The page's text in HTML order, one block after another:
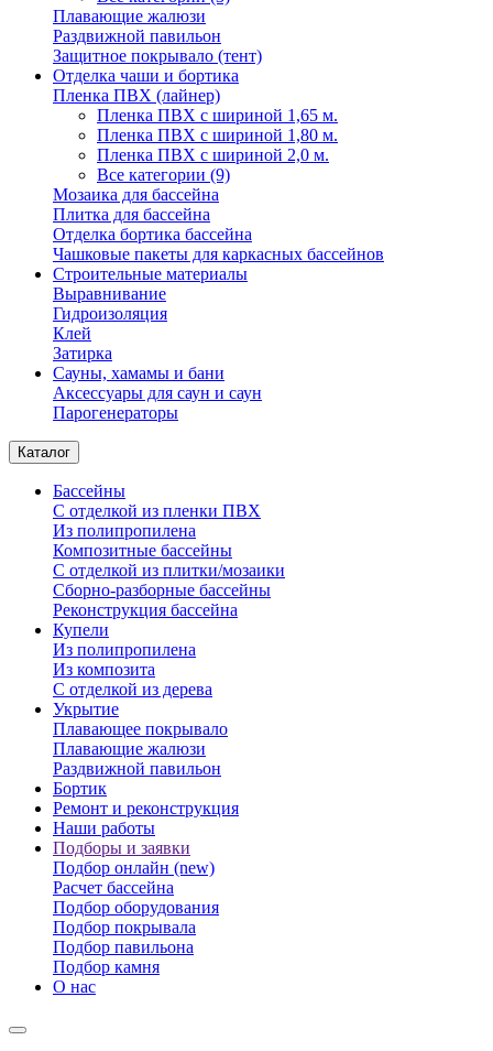
Плавающие жалюзи
Раздвижной павильон
Защитное покрывало (тент)
Отделка чаши и бортика
Пленка ПВХ (лайнер)
Пленка ПВХ с шириной 1,65 м.
Пленка ПВХ с шириной 1,80 м.
Пленка ПВХ с шириной 2,0 м.
Все категории (9)
Мозаика для бассейна
Плитка для бассейна
Отделка бортика бассейна
Чашковые пакеты для каркасных бассейнов
Строительные материалы
Выравнивание
Гидроизоляция
Клей
Затирка
Сауны, хамамы и бани
Аксессуары для саун и саун
Парогенераторы
Каталог
Бассейны
С отделкой из пленки ПВХ
Из полипропилена
Композитные бассейны
С отделкой из плитки/мозаики
Сборно-разборные бассейны
Реконструкция бассейна
Купели
Из полипропилена
Из композита
С отделкой из дерева
Укрытие
Плавающее покрывало
Плавающие жалюзи
Раздвижной павильон
Бортик
Ремонт и реконструкция
Наши работы
Подборы и заявки
Подбор онлайн (new)
Расчет бассейна
Подбор оборудования
Подбор покрывала
Подбор павильона
Подбор камня
О нас